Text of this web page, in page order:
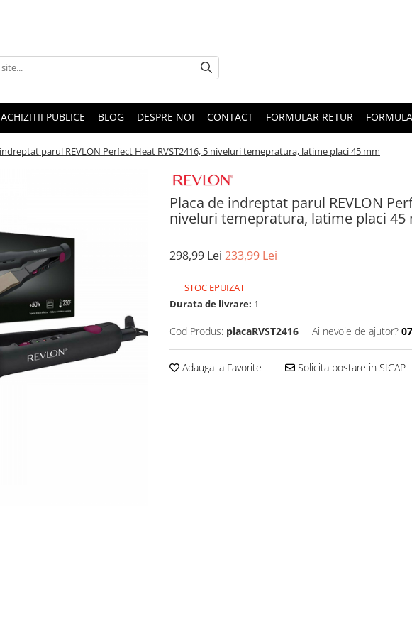
ACHIZITII PUBLICE BLOG DESPRE NOI CONTACT FORMULAR RETUR
parul REVLON Perfect Heat RVST2416, 5 niveluri temepratura, latime placi 45 mm
Placa de indreptat parul REVLON
niveluri temepratura, latime placi 45
298,99 Lei233,99 Lei
STOC EPUIZAT
Durata de livrare: 1
Cod Produs: placaRVST2416 Ai nevoie de ajutor?
Adauga la Favorite Solicita postare in SICAP